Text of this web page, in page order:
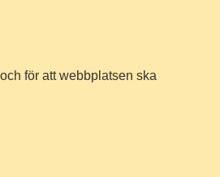
för att webbplatsen ska